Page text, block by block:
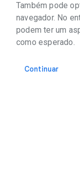
Também pode
navegador. No
podem ter um
como esperado.
Continuar